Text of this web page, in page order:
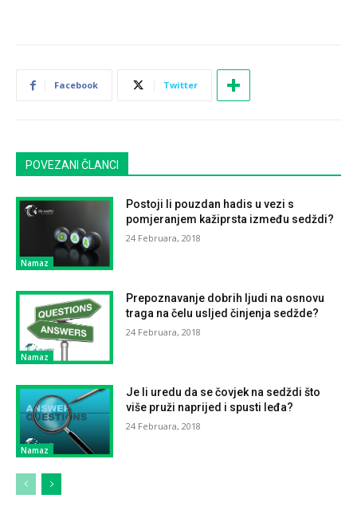
Facebook Twitter
POVEZANI ČLANCI
Namaz
Postoji li pouzdan hadis u vezi s
pomjeranjem kažiprsta između sedždi?
24 Februara, 2018
Namaz
Prepoznavanje dobrih ljudi na osnovu
traga na čelu usljed činjenja sedžde?
24 Februara, 2018
Namaz
Je li uredu da se čovjek na sedždi što
više pruži naprijed i spusti leđa?
24 Februara, 2018